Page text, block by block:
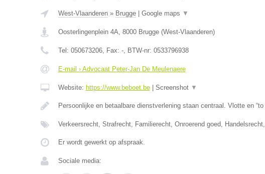
West-Vlaanderen» Brugge| Google maps ▼
Oosterlingenplein 4A, 8000 Brugge(West-Vlaanderen)
Tel: 050673206, Fax: -, BTW-nr: 0533796938
E-mail › Advocaat Peter-Jan De Meulenaere
Website: https://www.beboet.be| Screenshot ▼
Persoonlijke en betaalbare dienstverlening staan centraal. Vlotte en “to
Verkeersrecht, Strafrecht, Familierecht, Onroerend goed, Handelsrecht,
Er wordt gewerkt op afspraak.
Sociale media: